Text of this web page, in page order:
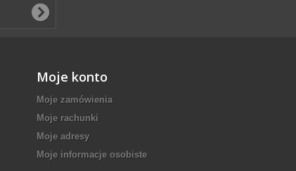
Moje konto
Moje zamówienia
Moje rachunki
Moje adresy
Moje informacje osobiste